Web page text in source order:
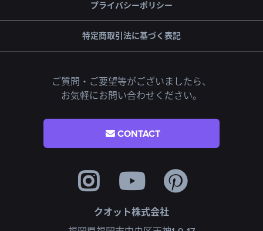
プライバシーポリシー
特定商取引法に基づく表記
ご質問・ご要望等がございましたら、
お気軽にお問い合わせください。
CONTACT
クオット株式会社